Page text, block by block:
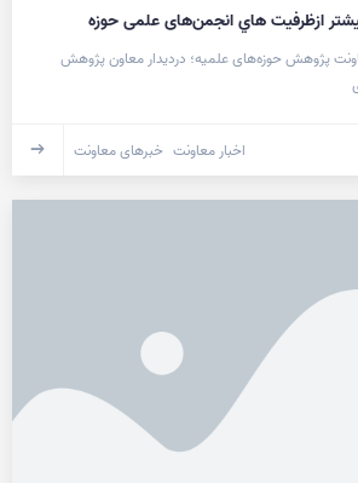
ازظرفيت هاي انجمن‌های علمی حوزه
پژوهش حوزه‌های علمیه؛ درديدار معاون پژوهش
اخبار معاونت خبرهای معاونت